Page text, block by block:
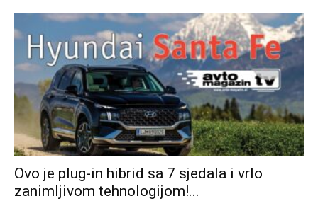
Ovo je plug-in hibrid sa 7 sjedala i vrlo
zanimljivom tehnologijom!...